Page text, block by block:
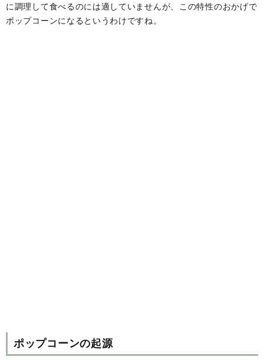
に調理して食べるのには適していませんが、この特性のおかげで
ポップコーンになるというわけですね。
ポップコーンの起源